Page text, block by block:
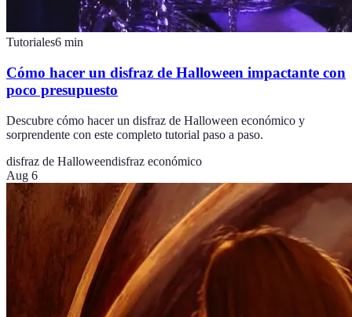
Tutoriales6 min
Cómo hacer un disfraz de Halloween impactante con
poco presupuesto
Descubre cómo hacer un disfraz de Halloween económico y
sorprendente con este completo tutorial paso a paso.
disfraz de Halloweendisfraz económico
Aug 6